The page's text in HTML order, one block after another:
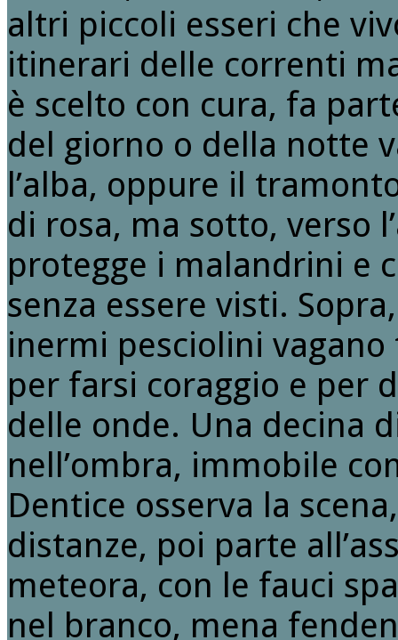
altri piccoli esseri che
itinerari delle correnti
è scelto con cura, fa
del giorno o della notte
l’alba, oppure il
di rosa, ma sotto, verso
protegge i malandrini e
senza essere visti.
inermi pesciolini
per farsi coraggio e per
delle onde. Una decina
nell’ombra, immobile
Dentice osserva la
distanze, poi parte
meteora, con le fauci
nel branco, mena